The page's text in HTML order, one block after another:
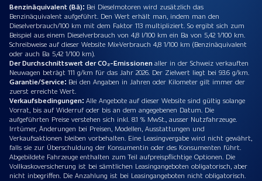
Benzinäquivalent (Bä): Bei Dieselmotoren wird zusätzlich das
Benzinäquivalent aufgeführt. Den Wert erhält man, indem man den
Dieselverbrauch/100 km mit dem Faktor 113 multipliziert. So ergibt sich zum
Beispiel aus einem Dieselverbrauch von 4,8 l/100 km ein Ba von 5,42 1/100 km.
Schreibweise auf dieser Website Mix-Verbrauch 4,8 1/100 km (Benzinäquivalent
oder auch Ba 5,42 1/100 km).
Der Durchschnittswert der CO₂-Emissionenaller in der Schweiz verkauften
Neuwagen beträgt 111 g/km für das Jahr 2026. Der Zielwert liegt bei 93.6 g/km.
Garantie/Service: Bei den Angaben in Jahren oder Kilometer gilt immer der
zuerst erreichte Wert.
Verkaufsbedingungen: Alle Angebote auf dieser Website sind gültig solange
Vorrat, bis auf Widerruf oder bis an dem angegebenen Datum. Die
aufgeführten Preise verstehen sich inkl. 8.1 % MwSt., ausser Nutzfahrzeuge.
Irrtümer, Änderungen bei Preisen, Modellen, Ausstattungen und
Verkaufsaktionen bleiben vorbehalten. Eine Leasingvergabe wird nicht gewährt,
falls sie zur Überschuldung der Konsumentin oder des Konsumenten führt.
Abgebildete Fahrzeuge enthalten zum Teil aufpreispflichtige Optionen. Die
Vollkaskoversicherung ist bei sämtlichen Leasingangeboten obligatorisch, aber
nicht inbegriffen. Die Anzahlung ist bei Leasingangeboten nicht obligatorisch.